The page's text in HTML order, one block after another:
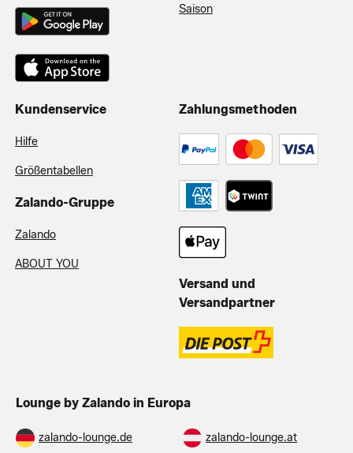
Saison
Kundenservice
Hilfe
Größentabellen
Zalando-Gruppe
Zalando
ABOUT YOU
Zahlungsmethoden
Versand und
Versandpartner
Lounge by Zalando in Europa
zalando-lounge.de zalando-lounge.at